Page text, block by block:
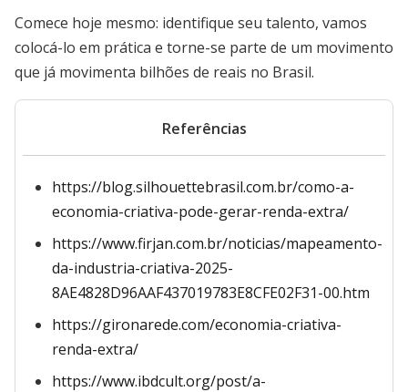
Comece hoje mesmo: identifique seu talento, vamos
colocá-lo em prática e torne-se parte de um movimento
que já movimenta bilhões de reais no Brasil.
Referências
https://blog.silhouettebrasil.com.br/como-a-
economia-criativa-pode-gerar-renda-extra/
https://www.firjan.com.br/noticias/mapeamento-
da-industria-criativa-2025-
8AE4828D96AAF437019783E8CFE02F31-00.htm
https://gironarede.com/economia-criativa-
renda-extra/
https://www.ibdcult.org/post/a-